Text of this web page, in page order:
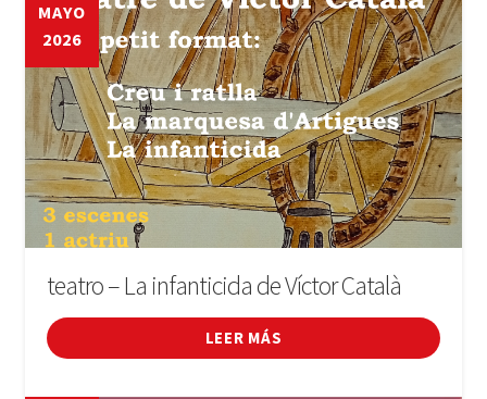
MAYO
2026
teatro – La infanticida de Víctor Català
LEER MÁS